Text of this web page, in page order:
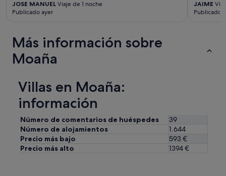
JOSE MANUEL Viaje de 1 noche
Publicado ayer
JAIME
Publicado
Más información sobre
Moaña
Villas en Moaña:
información
Número de comentarios de huéspedes
39
Número de alojamientos
1.644
Precio más bajo
593 €
Precio más alto
1394 €